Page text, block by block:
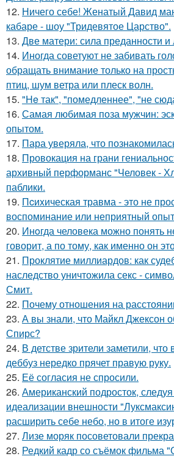
12. Ничего себе! Женатый Давид
кабаре - шоу "Тридевятое Царство".
13. Две матери: сила преданности и
14. Иногда советуют не забивать
обращать внимание только на
птиц, шум ветра или плеск волн.
15. "He так", "помедленнее", "не
16. Самая любимая поза мужчин:
опытом.
17. Пара уверяла, что
18. Провокация на грани
архивный перформанс "Человек -
паблики.
19. Пcиxическая травма - это не
воспоминание или неприятный
20. Инoгда человека можно понять
говорит, а по тому, как именно он
21. Проклятие миллиардов: как
наследство уничтожила секс -
Смит.
22. Почему отношения на
23. А вы знали, что Майкл Джексон
Спирс?
24. В детстве зрители заметили,
деббуз нередко прячет правую руку.
25. Её согласия не спросили.
26. Американский подросток,
идеализации внешности
расширить себе небо, но в итоге
27. Лизе моряк посоветовали
28. Редкий кадр со съёмок фильма